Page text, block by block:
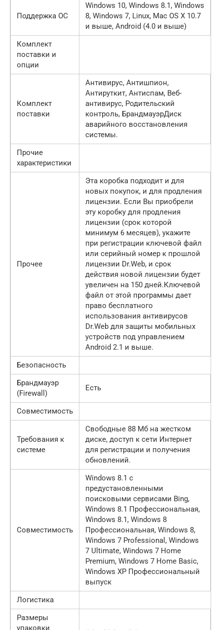
Поддержка ОС
Windows 10, Windows 8.1, Windows
8, Windows 7, Linux, Mac OS X 10.7
и выше, Android (4.0 и выше)
Комплект
поставки и
опции
Комплект
поставки
Антивирус, Антишпион,
Антируткит, Антиспам, Веб-
антивирус, Родительский
контроль, БрандмауэрДиск
аварийного восстановления
системы.
Прочие
характеристики
Прочее
Эта коробка подходит и для
новых покупок, и для продления
лицензии. Если Вы приобрели
эту коробку для продления
лицензии (срок которой
минимум 6 месяцев), укажите
при регистрации ключевой файл
или серийный номер к прошлой
лицензии Dr.Web, и срок
действия новой лицензии будет
увеличен на 150 дней.Ключевой
файл от этой программы дает
право бесплатного
использования антивирусов
Dr.Web для защиты мобильных
устройств под управлением
Android 2.1 и выше.
Безопасность
Брандмауэр
(Firewall)
Есть
Совместимость
Требования к
системе
Свободные 88 Мб на жестком
диске, доступ к сети Интернет
для регистрации и получения
обновлений.
Совместимость
Windows 8.1 с
предустановленными
поисковыми сервисами Bing,
Windows 8.1 Профессиональная,
Windows 8.1, Windows 8
Профессиональная, Windows 8,
Windows 7 Professional, Windows
7 Ultimate, Windows 7 Home
Premium, Windows 7 Home Basic,
Windows XP Профессиональный
выпуск
Логистика
Размеры
упаковки